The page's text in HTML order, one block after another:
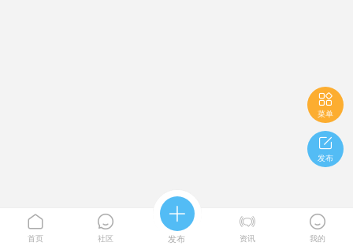

菜单

发布

首页

社区

发布

资讯

我的